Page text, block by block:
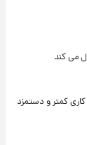
می کند
کمتر و دستمزد